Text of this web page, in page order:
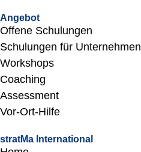
Angebot
Offene Schulungen
Schulungen für Unternehmen
Workshops
Coaching
Assessment
Vor-Ort-Hilfe
stratMa International